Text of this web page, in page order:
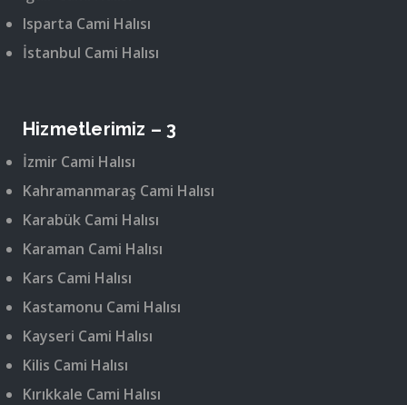
Isparta Cami Halısı
İstanbul Cami Halısı
Hizmetlerimiz – 3
İzmir Cami Halısı
Kahramanmaraş Cami Halısı
Karabük Cami Halısı
Karaman Cami Halısı
Kars Cami Halısı
Kastamonu Cami Halısı
Kayseri Cami Halısı
Kilis Cami Halısı
Kırıkkale Cami Halısı